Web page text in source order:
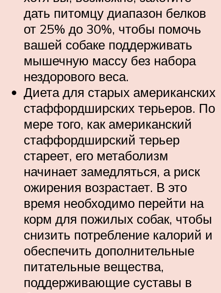
дать питомцу диапазон белков
от 25% до 30%, чтобы помочь
вашей собаке поддерживать
мышечную массу без набора
нездорового веса.
Диета для старых американских
стаффордширских терьеров. По
мере того, как американский
стаффордширский терьер
стареет, его метаболизм
начинает замедляться, а риск
ожирения возрастает. В это
время необходимо перейти на
корм для пожилых собак, чтобы
снизить потребление калорий и
обеспечить дополнительные
питательные вещества,
поддерживающие суставы в